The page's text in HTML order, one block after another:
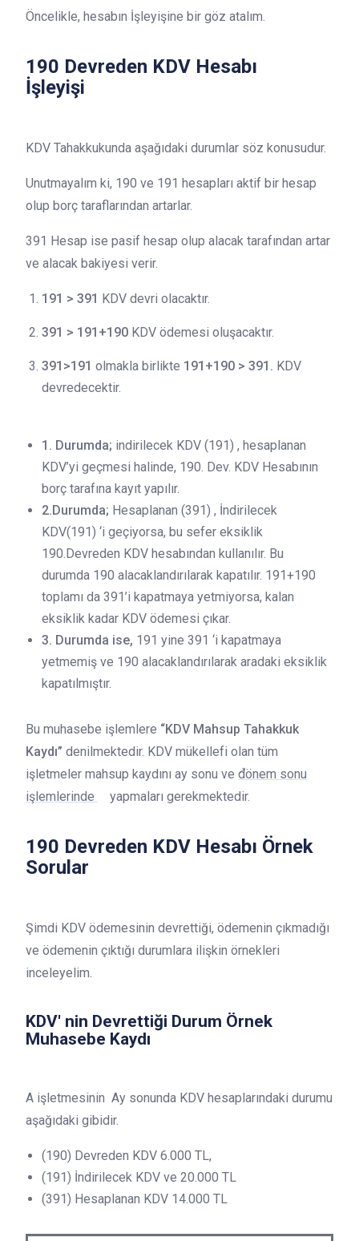
Öncelikle, hesabın İşleyişine bir göz atalım.
190 Devreden KDV Hesabı
İşleyişi
KDV Tahakkukunda aşağıdaki durumlar söz konusudur.
Unutmayalım ki, 190 ve 191 hesapları aktif bir hesap
olup borç taraflarından artarlar.
391 Hesap ise pasif hesap olup alacak tarafından artar
ve alacak bakiyesi verir.
191 > 391 KDV devri olacaktır.
391 > 191+190 KDV ödemesi oluşacaktır.
391>191 olmakla birlikte 191+190 > 391. KDV
devredecektir.
1. Durumda; indirilecek KDV (191) , hesaplanan
KDV’yi geçmesi halinde, 190. Dev. KDV Hesabının
borç tarafına kayıt yapılır.
2.Durumda; Hesaplanan (391) , İndirilecek
KDV(191) ‘i geçiyorsa, bu sefer eksiklik
190.Devreden KDV hesabından kullanılır. Bu
durumda 190 alacaklandırılarak kapatılır. 191+190
toplamı da 391’i kapatmaya yetmiyorsa, kalan
eksiklik kadar KDV ödemesi çıkar.
3. Durumda ise, 191 yine 391 ‘i kapatmaya
yetmemiş ve 190 alacaklandırılarak aradaki eksiklik
kapatılmıştır.
Bu muhasebe işlemlere “KDV Mahsup Tahakkuk
Kaydı” denilmektedir. KDV mükellefi olan tüm
işletmeler mahsup kaydını ay sonu ve dönem sonu
işlemlerinde
yapmaları gerekmektedir.
190 Devreden KDV Hesabı Örnek
Sorular
Şimdi KDV ödemesinin devrettiği, ödemenin çıkmadığı
ve ödemenin çıktığı durumlara ilişkin örnekleri
inceleyelim.
KDV' nin Devrettiği Durum Örnek
Muhasebe Kaydı
A işletmesinin Ay sonunda KDV hesaplarındaki durumu
aşağıdaki gibidir.
(190) Devreden KDV 6.000 TL,
(191) İndirilecek KDV ve 20.000 TL
(391) Hesaplanan KDV 14.000 TL